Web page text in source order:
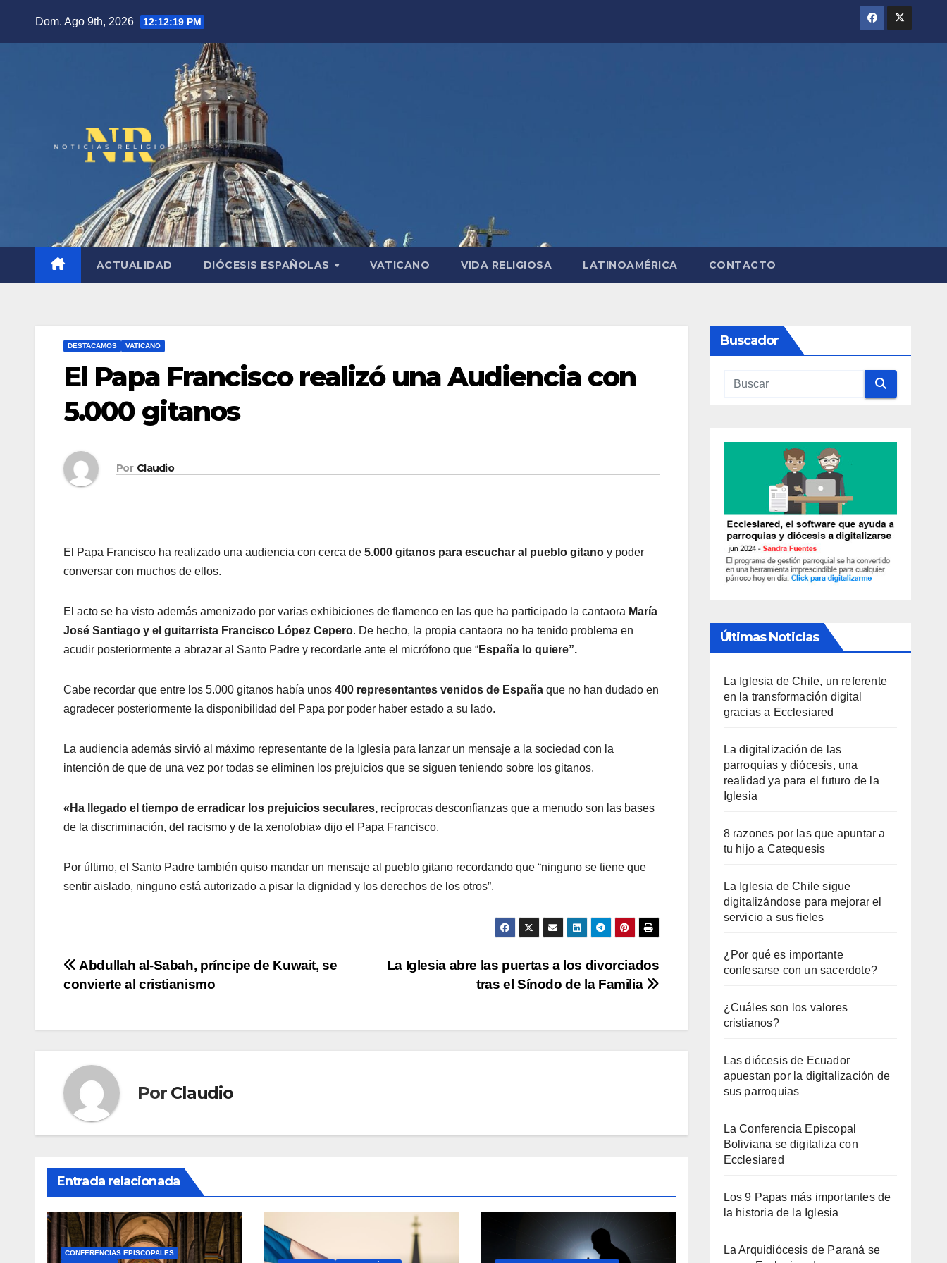
Dom. Ago 9th, 2026 12:12:20 PM
ACTUALIDAD DIÓCESIS ESPAÑOLAS VATICANO VIDA RELIGIOSA LATINOAMÉRICA CONTACTO
DESTACAMOS VATICANO
El Papa Francisco realizó una Audiencia con
5.000 gitanos
Por Claudio
El Papa Francisco ha realizado una audiencia con cerca de 5.000 gitanos para escuchar al pueblo gitano y poder
conversar con muchos de ellos.
El acto se ha visto además amenizado por varias exhibiciones de flamenco en las que ha participado la cantaora María
José Santiago y el guitarrista Francisco López Cepero. De hecho, la propia cantaora no ha tenido problema en
acudir posteriormente a abrazar al Santo Padre y recordarle ante el micrófono que “España lo quiere”.
Cabe recordar que entre los 5.000 gitanos había unos 400 representantes venidos de España que no han dudado en
agradecer posteriormente la disponibilidad del Papa por poder haber estado a su lado.
La audiencia además sirvió al máximo representante de la Iglesia para lanzar un mensaje a la sociedad con la
intención de que de una vez por todas se eliminen los prejuicios que se siguen teniendo sobre los gitanos.
«Ha llegado el tiempo de erradicar los prejuicios seculares, recíprocas desconfianzas que a menudo son las bases
de la discriminación, del racismo y de la xenofobia» dijo el Papa Francisco.
Por último, el Santo Padre también quiso mandar un mensaje al pueblo gitano recordando que “ninguno se tiene que
sentir aislado, ninguno está autorizado a pisar la dignidad y los derechos de los otros”.
Navegación
entradas
La Iglesia abre las puertas a los divorciados
tras el Sínodo de la Familia
Abdullah al-Sabah, príncipe de Kuwait, se
convierte al cristianismo
Por Claudio
Entrada relacionada
CONFERENCIAS EPISCOPALES
Buscador
Últimas Noticias
La Iglesia de Chile, un referente
en la transformación digital
gracias a Ecclesiared
La digitalización de las
parroquias y diócesis, una
realidad ya para el futuro de la
Iglesia
8 razones por las que apuntar a
tu hijo a Catequesis
La Iglesia de Chile sigue
digitalizándose para mejorar el
servicio a sus fieles
¿Por qué es importante
confesarse con un sacerdote?
¿Cuáles son los valores
cristianos?
Las diócesis de Ecuador
apuestan por la digitalización de
sus parroquias
La Conferencia Episcopal
Boliviana se digitaliza con
Ecclesiared
Los 9 Papas más importantes de
la historia de la Iglesia
La Arquidiócesis de Paraná se